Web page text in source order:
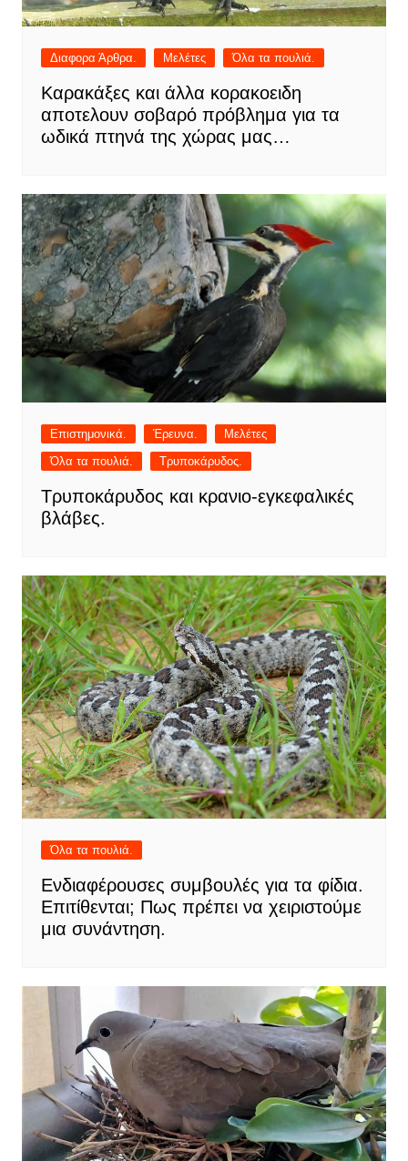
Διαφορα Άρθρα. Μελέτες Όλα τα πουλιά.
Καρακάξες και άλλα κορακοειδη
αποτελουν σοβαρό πρόβλημα για τα
ωδικά πτηνά της χώρας μας…
Επιστημονικά. Έρευνα.
Μελέτες
Όλα τα πουλιά.
Τρυποκάρυδος.
Τρυποκάρυδος και κρανιο-εγκεφαλικές
βλάβες.
Όλα τα πουλιά.
Ενδιαφέρουσες συμβουλές για τα φίδια.
Επιτίθενται; Πως πρέπει να χειριστούμε
μια συνάντηση.